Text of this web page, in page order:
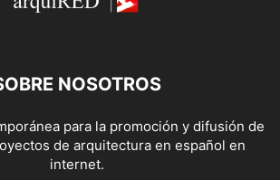
NOSOTROS
para la promoción y difusión de
de arquitectura en español en
internet.